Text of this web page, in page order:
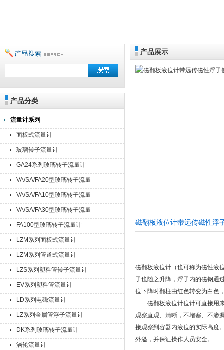
产品分类
流量计系列
面板式流量计
玻璃转子流量计
GA24系列玻璃转子流量计
VA/SA/FA20型玻璃转子流量
计
VA/SA/FA10型玻璃转子流量
计
VA/SA/FA30型玻璃转子流量
计
FA100型玻璃转子流量计
LZM系列面板式流量计
LZM系列管道式流量计
LZS系列塑料管转子流量计
EV系列塑料管流量计
LD系列电磁流量计
LZ系列金属管浮子流量计
DK系列玻璃转子流量计
涡轮流量计
产品展示
磁翻板液位计带远传磁性浮
磁翻板液位计（也可称为磁性液
子也随之升降，浮子内的磁钢通
位下降时翻柱由红色转变为白色
磁翻板液位计位计可直接用
观察直观、清晰，不堵塞、不渗
接观察到容器内液位的实际高度
外溢，并保证操作人员安全。